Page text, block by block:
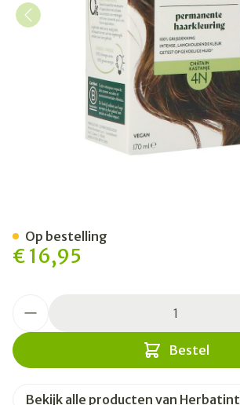
€ 16,95
Bestel
Op bestelling
Bekijk alle producten van Herbatint